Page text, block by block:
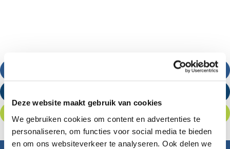
Deze website maakt gebruik van cookies
We gebruiken cookies om content en advertenties te
personaliseren, om functies voor social media te bieden
en om ons websiteverkeer te analyseren. Ook delen we